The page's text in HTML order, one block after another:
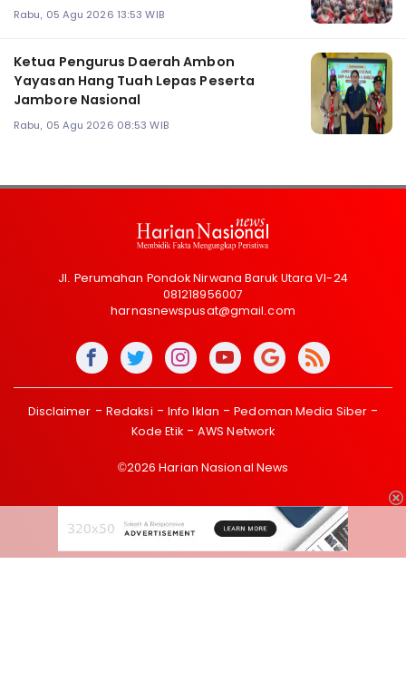
Rabu, 05 Agu 2026 13:53 WIB
Ketua Pengurus Daerah Ambon
Yayasan Hang Tuah Lepas Peserta
Jambore Nasional
Rabu, 05 Agu 2026 08:53 WIB
Jl. Perumahan Pondok Nirwana Baruk Utara VI-24
081218956007
harnasnewspusat@gmail.com
Disclaimer Redaksi Info Iklan
Pedoman Media Siber
Kode Etik
AWS Network
©2026 Harian Nasional News